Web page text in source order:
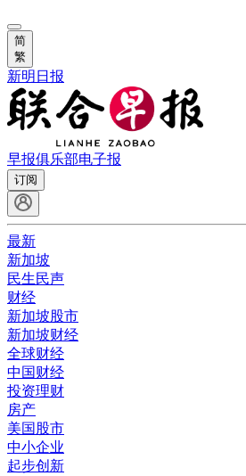
简
繁
新明日报
早报俱乐部电子报
订阅
最新
新加坡
民生民声
财经
新加坡股市
新加坡财经
全球财经
中国财经
投资理财
房产
美国股市
中小企业
起步创新